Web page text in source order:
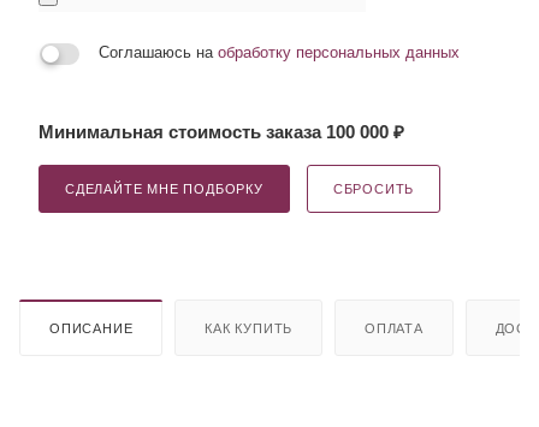
Соглашаюсь на обработку персональных данных
Минимальная стоимость заказа 100 000 ₽
СДЕЛАЙТЕ МНЕ ПОДБОРКУ СБРОСИТЬ
ОПИСАНИЕ КАК КУПИТЬ ОПЛАТА